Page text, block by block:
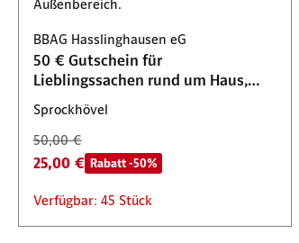
BBAG Hasslinghausen eG
50 € Gutschein für
Lieblingssachen rund um Haus,
Garten & Tier
Sprockhövel
50,00 €
25,00 € Rabatt -50%
Verfügbar: 45 Stück